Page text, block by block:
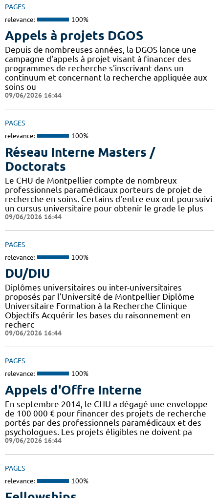
PAGES
relevance: 100%
Appels à projets DGOS
Depuis de nombreuses années, la DGOS lance une
campagne d'appels à projet visant à financer des
programmes de recherche s'inscrivant dans un
continuum et concernant la recherche appliquée aux
soins ou
09/06/2026 16:44
PAGES
relevance: 100%
Réseau Interne Masters /
Doctorats
Le CHU de Montpellier compte de nombreux
professionnels paramédicaux porteurs de projet de
recherche en soins. Certains d'entre eux ont poursuivi
un cursus universitaire pour obtenir le grade le plus
09/06/2026 16:44
PAGES
relevance: 100%
DU/DIU
Diplômes universitaires ou inter-universitaires
proposés par l'Université de Montpellier Diplôme
Universitaire Formation à la Recherche Clinique
Objectifs Acquérir les bases du raisonnement en
recherc
09/06/2026 16:44
PAGES
relevance: 100%
Appels d'Offre Interne
En septembre 2014, le CHU a dégagé une enveloppe
de 100 000 € pour financer des projets de recherche
portés par des professionnels paramédicaux et des
psychologues. Les projets éligibles ne doivent pa
09/06/2026 16:44
PAGES
relevance: 100%